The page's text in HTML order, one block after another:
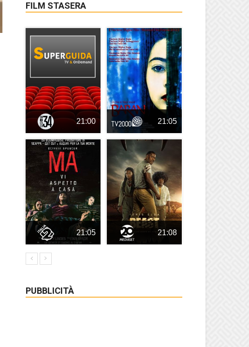
FILM STASERA
21:00 21:05
21:05 21:08
PUBBLICITÀ